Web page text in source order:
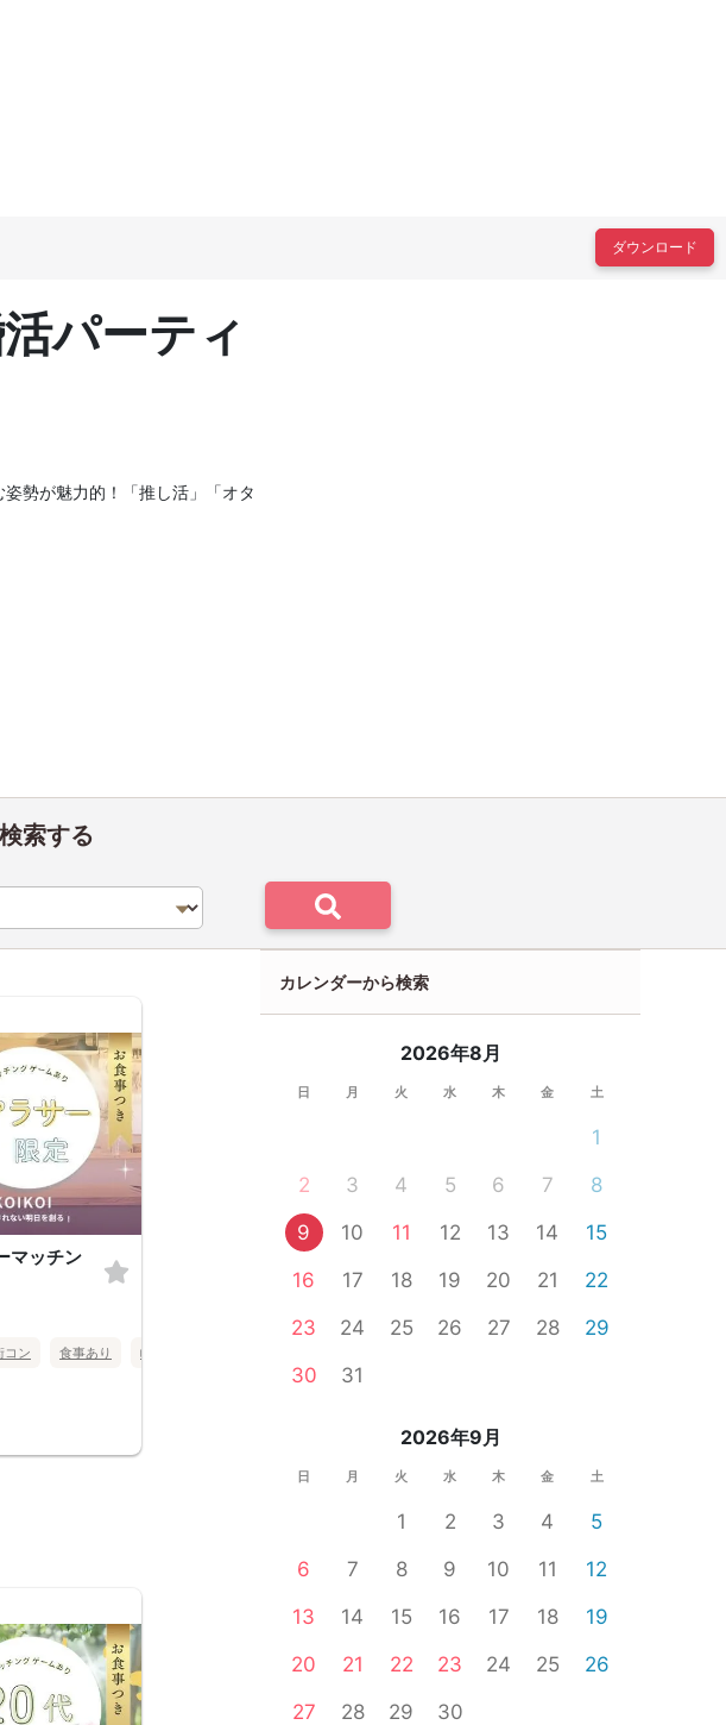
ダウンロード
パーティ
勢が魅力的！「推し活」「オタ
索する
マッチン
コン 食事あり 岐阜県
カレンダーから検索
2026年8月
日 月 火 水 木 金 土
1
2
3 4 5 6 7
8
9
10 11 12 13 14
15
16
17 18 19 20 21
22
23
24 25 26 27 28
29
30
31
2026年9月
日 月 火 水 木 金 土
1 2 3 4
5
6
7 8 9 10 11
12
13
14 15 16 17 18
19
20
21 22 23 24 25
26
27
28 29 30